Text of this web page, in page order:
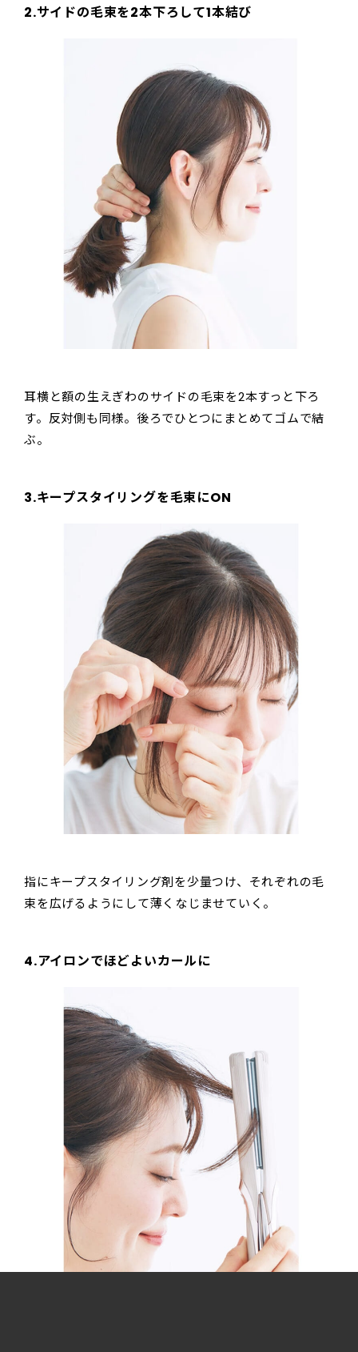
2.サイドの毛束を2本下ろして1本結び
耳横と額の生えぎわのサイドの毛束を2本すっと下ろ
す。反対側も同様。後ろでひとつにまとめてゴムで結
ぶ。
3.キープスタイリングを毛束にON
指にキープスタイリング剤を少量つけ、それぞれの毛
束を広げるようにして薄くなじませていく。
4.アイロンでほどよいカールに